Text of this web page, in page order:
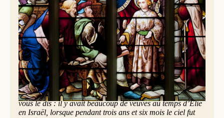
[Dans la synagogue de Nazareth, après avoir lu un
passage du livre d’Isaïe, Jésus] se mit à leur dire : «
Aujourd’hui s’accomplit cette Écriture que vous venez
d’entendre ». Tous lui rendaient témoignage et s’étonnaient
des paroles de grâce qui sortaient de sa bouche. Ils
disaient : « N’est-ce pas là le fils de Joseph ? » Et il leur
dit : « Sûrement vous allez me citer ce dicton : “Médecin,
guéris-toi toi-même”, [et me dire :] “Nous avons appris ce
qui s’est passé à Capharnaüm : fais donc de même ici
dans ta patrie !” » Et il dit : « Amen, je vous le dis : aucun
prophète n’est bien accueilli dans sa patrie. Et en vérité, je
vous le dis : il y avait beaucoup de veuves au temps d’Élie
en Israël, lorsque pendant trois ans et six mois le ciel fut